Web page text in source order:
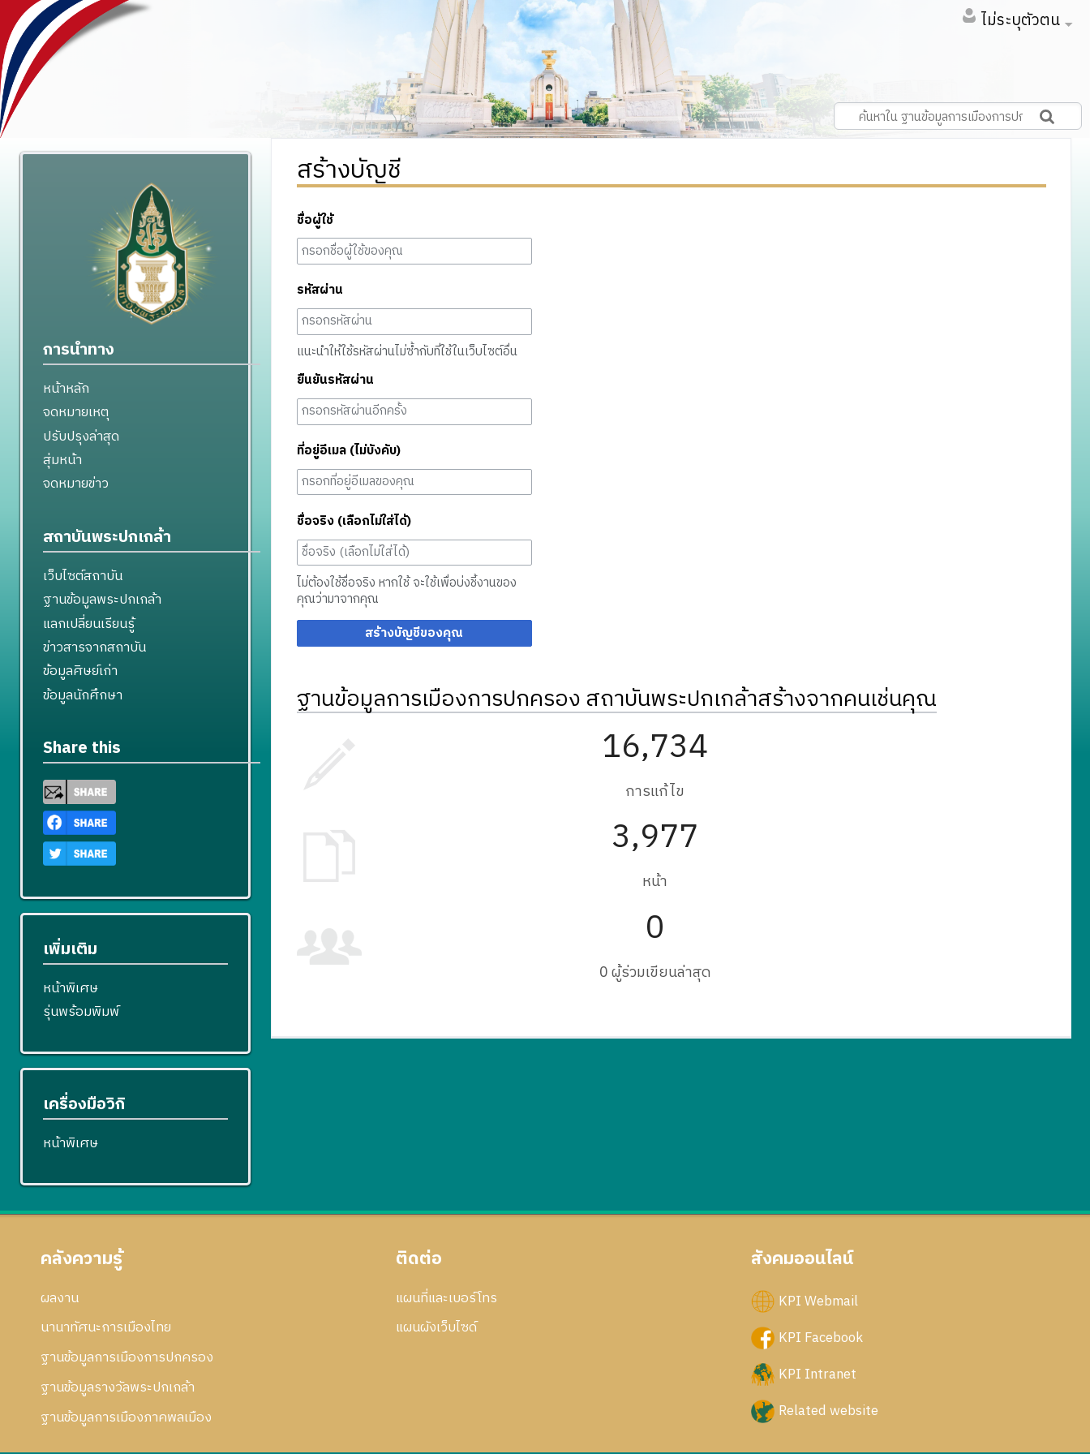
ไม่ระบุตัวตน
สร้างบัญชี
ชื่อผู้ใช้
รหัสผ่าน
แนะนำให้ใช้รหัสผ่านไม่ซ้ำกับที่ใช้ในเว็บไซต์อื่น
ยืนยันรหัสผ่าน
ที่อยู่อีเมล (ไม่บังคับ)
ชื่อจริง (เลือกไม่ใส่ได้)
ไม่ต้องใช้ชื่อจริง หากใช้ จะใช้เพื่อบ่งชี้งานของ
คุณว่ามาจากคุณ
สร้างบัญชีของคุณ
ฐานข้อมูลการเมืองการปกครอง สถาบันพระปกเกล้าสร้างจากคนเช่นคุณ
16,734
การแก้ไข
3,977
หน้า
0
0 ผู้ร่วมเขียนล่าสุด
การนำทาง
หน้าหลัก
จดหมายเหตุ
ปรับปรุงล่าสุด
สุ่มหน้า
จดหมายข่าว
สถาบันพระปกเกล้า
เว็บไซต์สถาบัน
ฐานข้อมูลพระปกเกล้า
แลกเปลี่ยนเรียนรู้
ข่าวสารจากสถาบัน
ข้อมูลศิษย์เก่า
ข้อมูลนักศึกษา
Share this
เพิ่มเติม
หน้าพิเศษ
รุ่นพร้อมพิมพ์
เครื่องมือวิกิ
หน้าพิเศษ
คลังความรู้
ผลงาน
นานาทัศนะการเมืองไทย
ฐานข้อมูลการเมืองการปกครอง
ฐานข้อมูลรางวัลพระปกเกล้า
ฐานข้อมูลการเมืองภาคพลเมือง
ติดต่อ
แผนที่และเบอร์โทร
แผนผังเว็บไซด์
สังคมออนไลน์
KPI Webmail
KPI Facebook
KPI Intranet
Related website